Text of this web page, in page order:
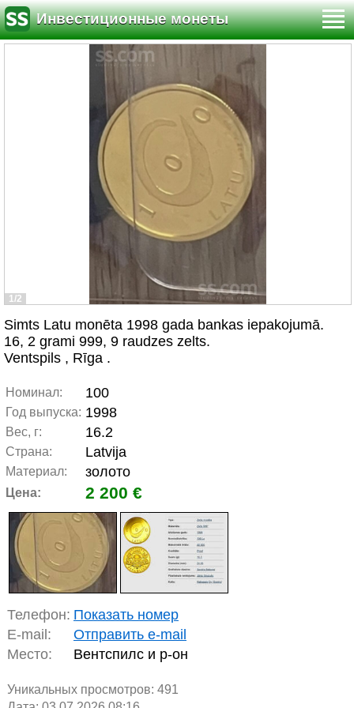
Инвестиционные монеты
1/2
Simts Latu monēta 1998 gada bankas iepakojumā.
16, 2 grami 999, 9 raudzes zelts.
Ventspils , Rīga .
Номинал: 100
Год выпуска: 1998
Вес, г: 16.2
Страна: Latvija
Материал: золото
Цена: 2 200 €
Телефон: Показать номер
E-mail:
Отправить e-mail
Место:
Вентспилс и р-он
Уникальных просмотров: 491